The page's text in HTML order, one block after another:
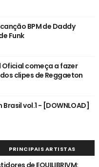
BPM de Daddy
Funk
Oficial começa a fazer
clipes de Reggaeton
Brasil vol.1 - [DOWNLOAD]
PRINCIPAIS ARTISTAS